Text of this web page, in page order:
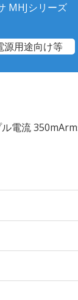
MHJシリーズ
源用途向け等
電流